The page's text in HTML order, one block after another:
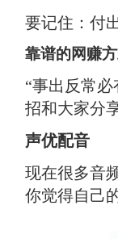
要记住：付
靠谱的网赚
“事出反常
招和大家分
声优配音
现在很多音
你觉得自己